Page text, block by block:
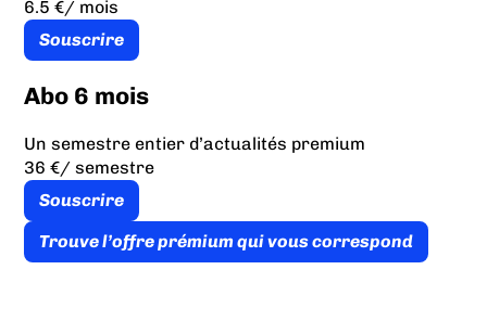
6.5 €/ mois
Souscrire
Abo 6 mois
Un semestre entier d’actualités premium
36 €/ semestre
Souscrire
Trouve l’offre prémium qui vous correspond